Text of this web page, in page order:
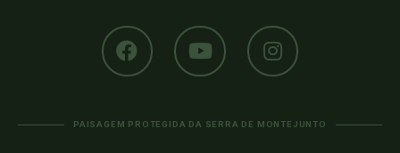
PAISAGEM PROTEGIDA DA SERRA DE MONTEJUNTO